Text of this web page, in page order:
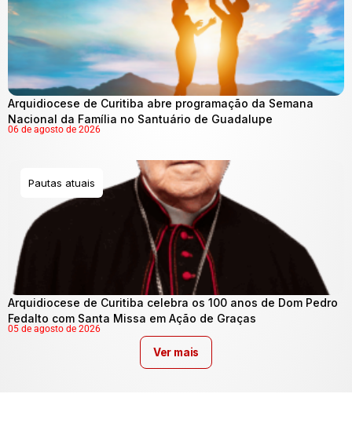
Arquidiocese de Curitiba abre programação da Semana
Nacional da Família no Santuário de Guadalupe
06 de agosto de 2026
Pautas atuais
Arquidiocese de Curitiba celebra os 100 anos de Dom Pedro
Fedalto com Santa Missa em Ação de Graças
05 de agosto de 2026
Ver mais